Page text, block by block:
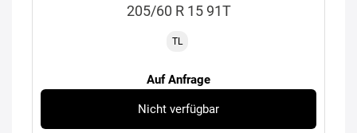
205/60 R 15 91T
TL
Auf Anfrage
Nicht verfügbar